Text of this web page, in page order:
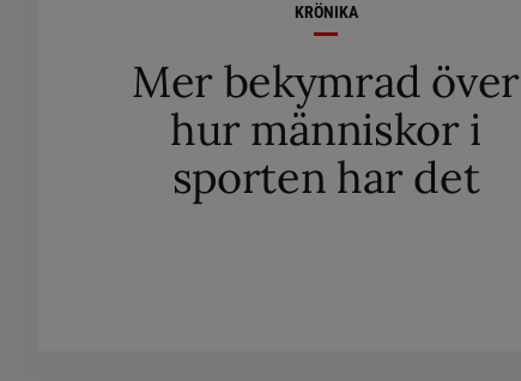
KRÖNIKA
Mer bekymrad över
hur människor i
sporten har det